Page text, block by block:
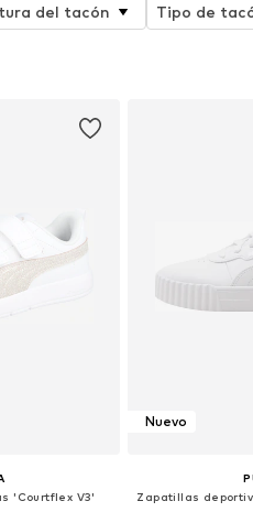
del tacón Tipo de
'Courtflex V3'
Nuevo